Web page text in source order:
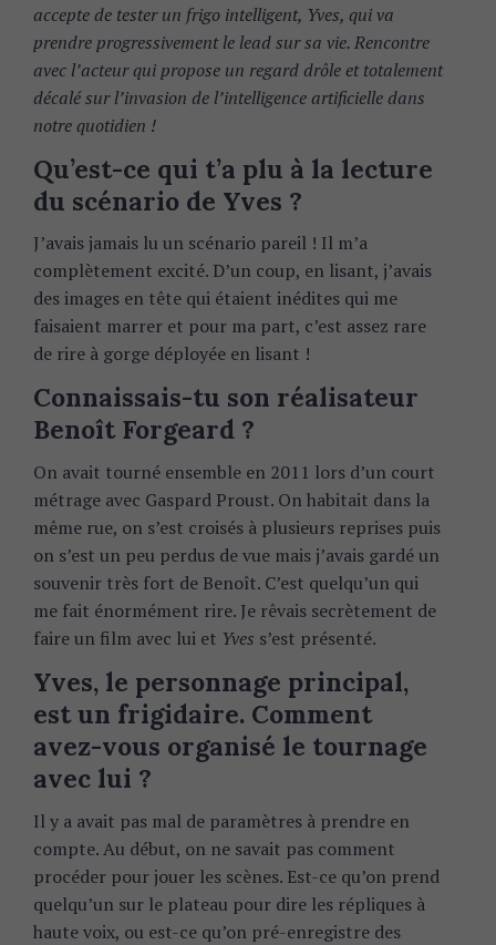
accepte de tester un frigo intelligent, Yves, qui va
prendre progressivement le lead sur sa vie. Rencontre
avec l’acteur qui propose un regard drôle et totalement
décalé sur l’invasion de l’intelligence artificielle dans
notre quotidien !
Qu’est-ce qui t’a plu à la lecture
du scénario de Yves ?
J’avais jamais lu un scénario pareil ! Il m’a
complètement excité. D’un coup, en lisant, j’avais
des images en tête qui étaient inédites qui me
faisaient marrer et pour ma part, c’est assez rare
de rire à gorge déployée en lisant !
Connaissais-tu son réalisateur
Benoît Forgeard ?
On avait tourné ensemble en 2011 lors d’un court
métrage avec Gaspard Proust. On habitait dans la
même rue, on s’est croisés à plusieurs reprises puis
on s’est un peu perdus de vue mais j’avais gardé un
souvenir très fort de Benoît. C’est quelqu’un qui
me fait énormément rire. Je rêvais secrètement de
faire un film avec lui et Yves s’est présenté.
Yves, le personnage principal,
est un frigidaire. Comment
avez-vous organisé le tournage
avec lui ?
Il y a avait pas mal de paramètres à prendre en
compte. Au début, on ne savait pas comment
procéder pour jouer les scènes. Est-ce qu’on prend
quelqu’un sur le plateau pour dire les répliques à
haute voix, ou est-ce qu’on pré-enregistre des